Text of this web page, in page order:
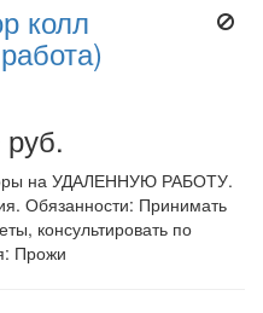
колл
на УДАЛЕННУЮ РАБОТУ.
Обязанности: Принимать
консультировать по
Прожи